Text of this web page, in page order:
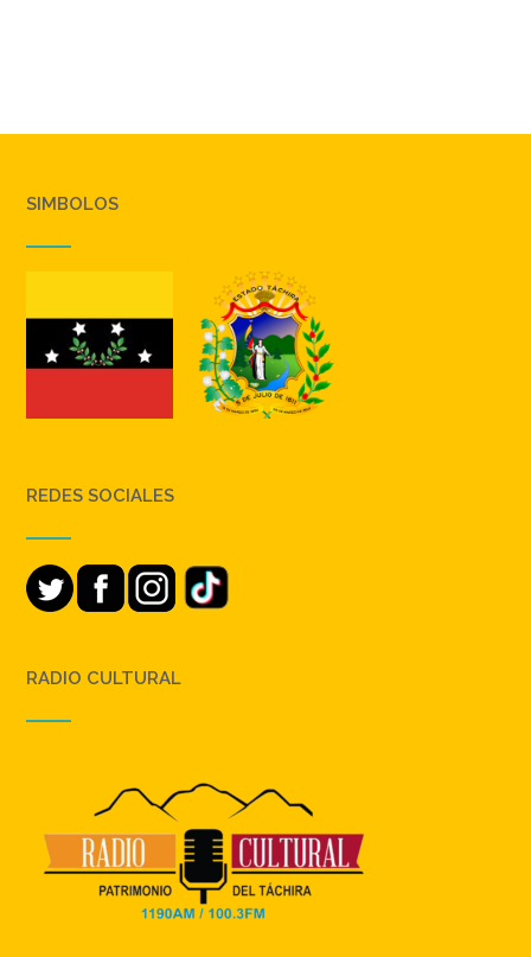
SIMBOLOS
REDES SOCIALES
RADIO CULTURAL